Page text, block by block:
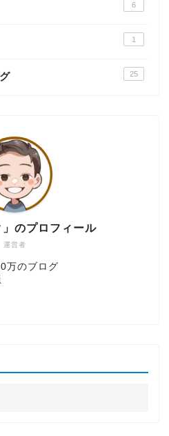
6
1
25
運営者
」のプロフィール
万のブログ